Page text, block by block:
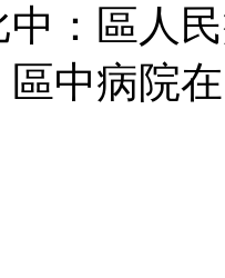
中：區人
區中病院